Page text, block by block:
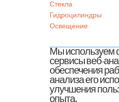
Стекла
Гидроцилиндры
Освещение
Мы используем
сервисы веб-
обеспечения
анализа его
улучшения
опыта.